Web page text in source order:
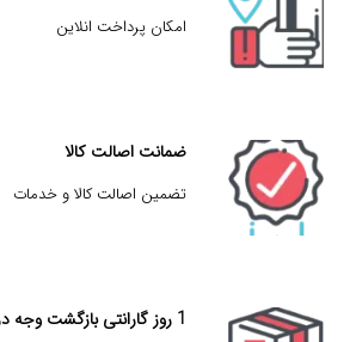
امکان پرداخت انلاین
ضمانت اصالت کالا
تضمین اصالت کالا و خدمات
1 روز گارانتی بازگشت وجه در صورت خرابی کالا